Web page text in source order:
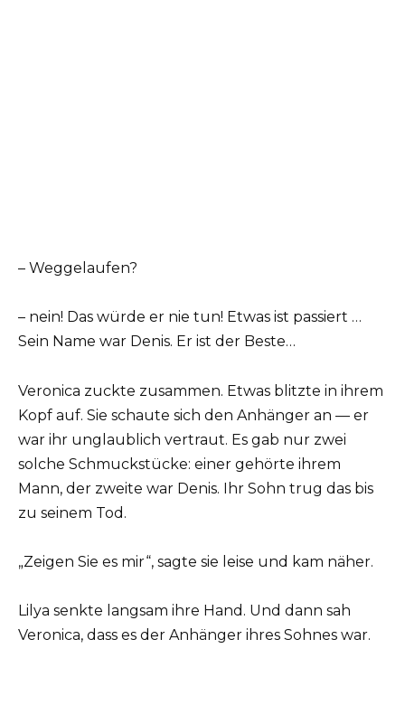
– Weggelaufen?
– nein! Das würde er nie tun! Etwas ist passiert …
Sein Name war Denis. Er ist der Beste…
Veronica zuckte zusammen. Etwas blitzte in ihrem
Kopf auf. Sie schaute sich den Anhänger an — er
war ihr unglaublich vertraut. Es gab nur zwei
solche Schmuckstücke: einer gehörte ihrem
Mann, der zweite war Denis. Ihr Sohn trug das bis
zu seinem Tod.
„Zeigen Sie es mir“, sagte sie leise und kam näher.
Lilya senkte langsam ihre Hand. Und dann sah
Veronica, dass es der Anhänger ihres Sohnes war.